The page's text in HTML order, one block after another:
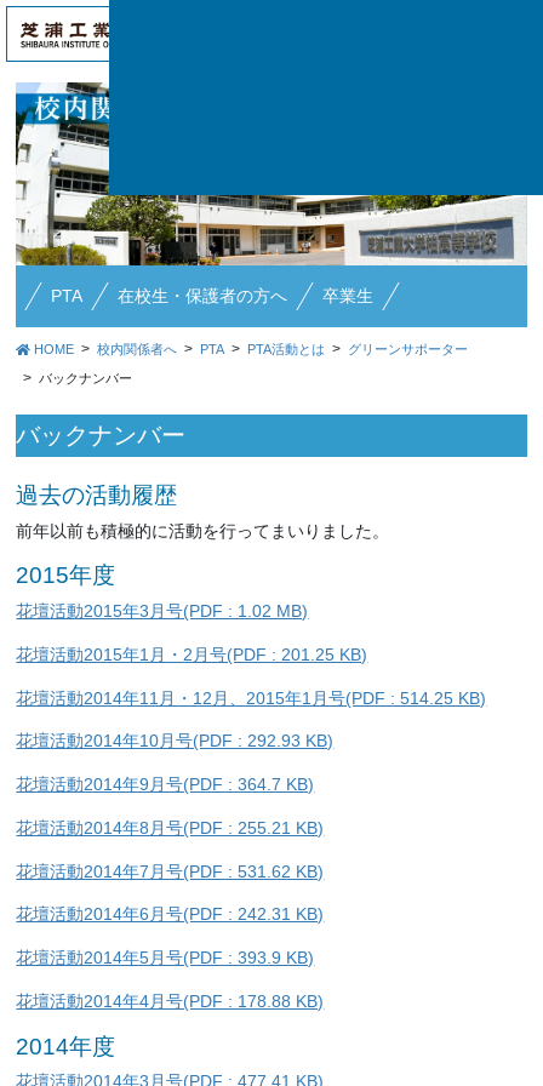
PTA 在校生・保護者の方へ 卒業生
HOME 校内関係者へ PTA PTA活動とは
グリーンサポーター
バックナンバー
バックナンバー
過去の活動履歴
前年以前も積極的に活動を行ってまいりました。
2015年度
花壇活動2015年3月号(PDF : 1.02 MB)
花壇活動2015年1月・2月号(PDF : 201.25 KB)
花壇活動2014年11月・12月、2015年1月号(PDF : 514.25 KB)
花壇活動2014年10月号(PDF : 292.93 KB)
花壇活動2014年9月号(PDF : 364.7 KB)
花壇活動2014年8月号(PDF : 255.21 KB)
花壇活動2014年7月号(PDF : 531.62 KB)
花壇活動2014年6月号(PDF : 242.31 KB)
花壇活動2014年5月号(PDF : 393.9 KB)
花壇活動2014年4月号(PDF : 178.88 KB)
2014年度
花壇活動2014年3月号(PDF : 477.41 KB)